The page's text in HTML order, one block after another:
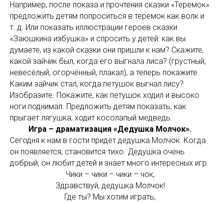
Например, после показа и прочтения сказки «Теремок»
предложить детям попроситься в теремок как волк и
т. д. Или показать иллюстрации героев сказки
«Заюшкина избушка» и спросить у детей: как вы
думаете, из какой сказки они пришли к нам? Скажите,
какой зайчик был, когда его выгнала лиса? (грустный,
невесёлый, огорчённый, плакал), а теперь покажите.
Каким зайчик стал, когда петушок выгнал лису?
Изобразите. Покажите, как петушок ходил и высоко
ноги поднимал. Предложить детям показать, как
прыгает лягушка, ходит косолапый медведь.
Игра – драматизация «Дедушка Молчок».
Сегодня к нам в гости придёт дедушка Молчок. Когда
он появляется, становится тихо. Дедушка очень
добрый, он любит детей и знает много интересных игр.
Чики – чики – чики – чок,
Здравствуй, дедушка Молчок!
Где ты? Мы хотим играть,